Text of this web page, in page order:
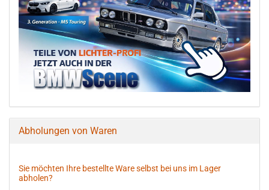
Abholungen von Waren
Sie möchten Ihre bestellte Ware selbst bei uns im Lager
abholen?